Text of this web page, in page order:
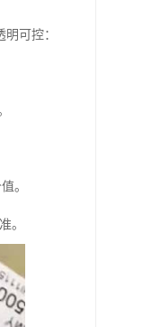
可控：
。
。